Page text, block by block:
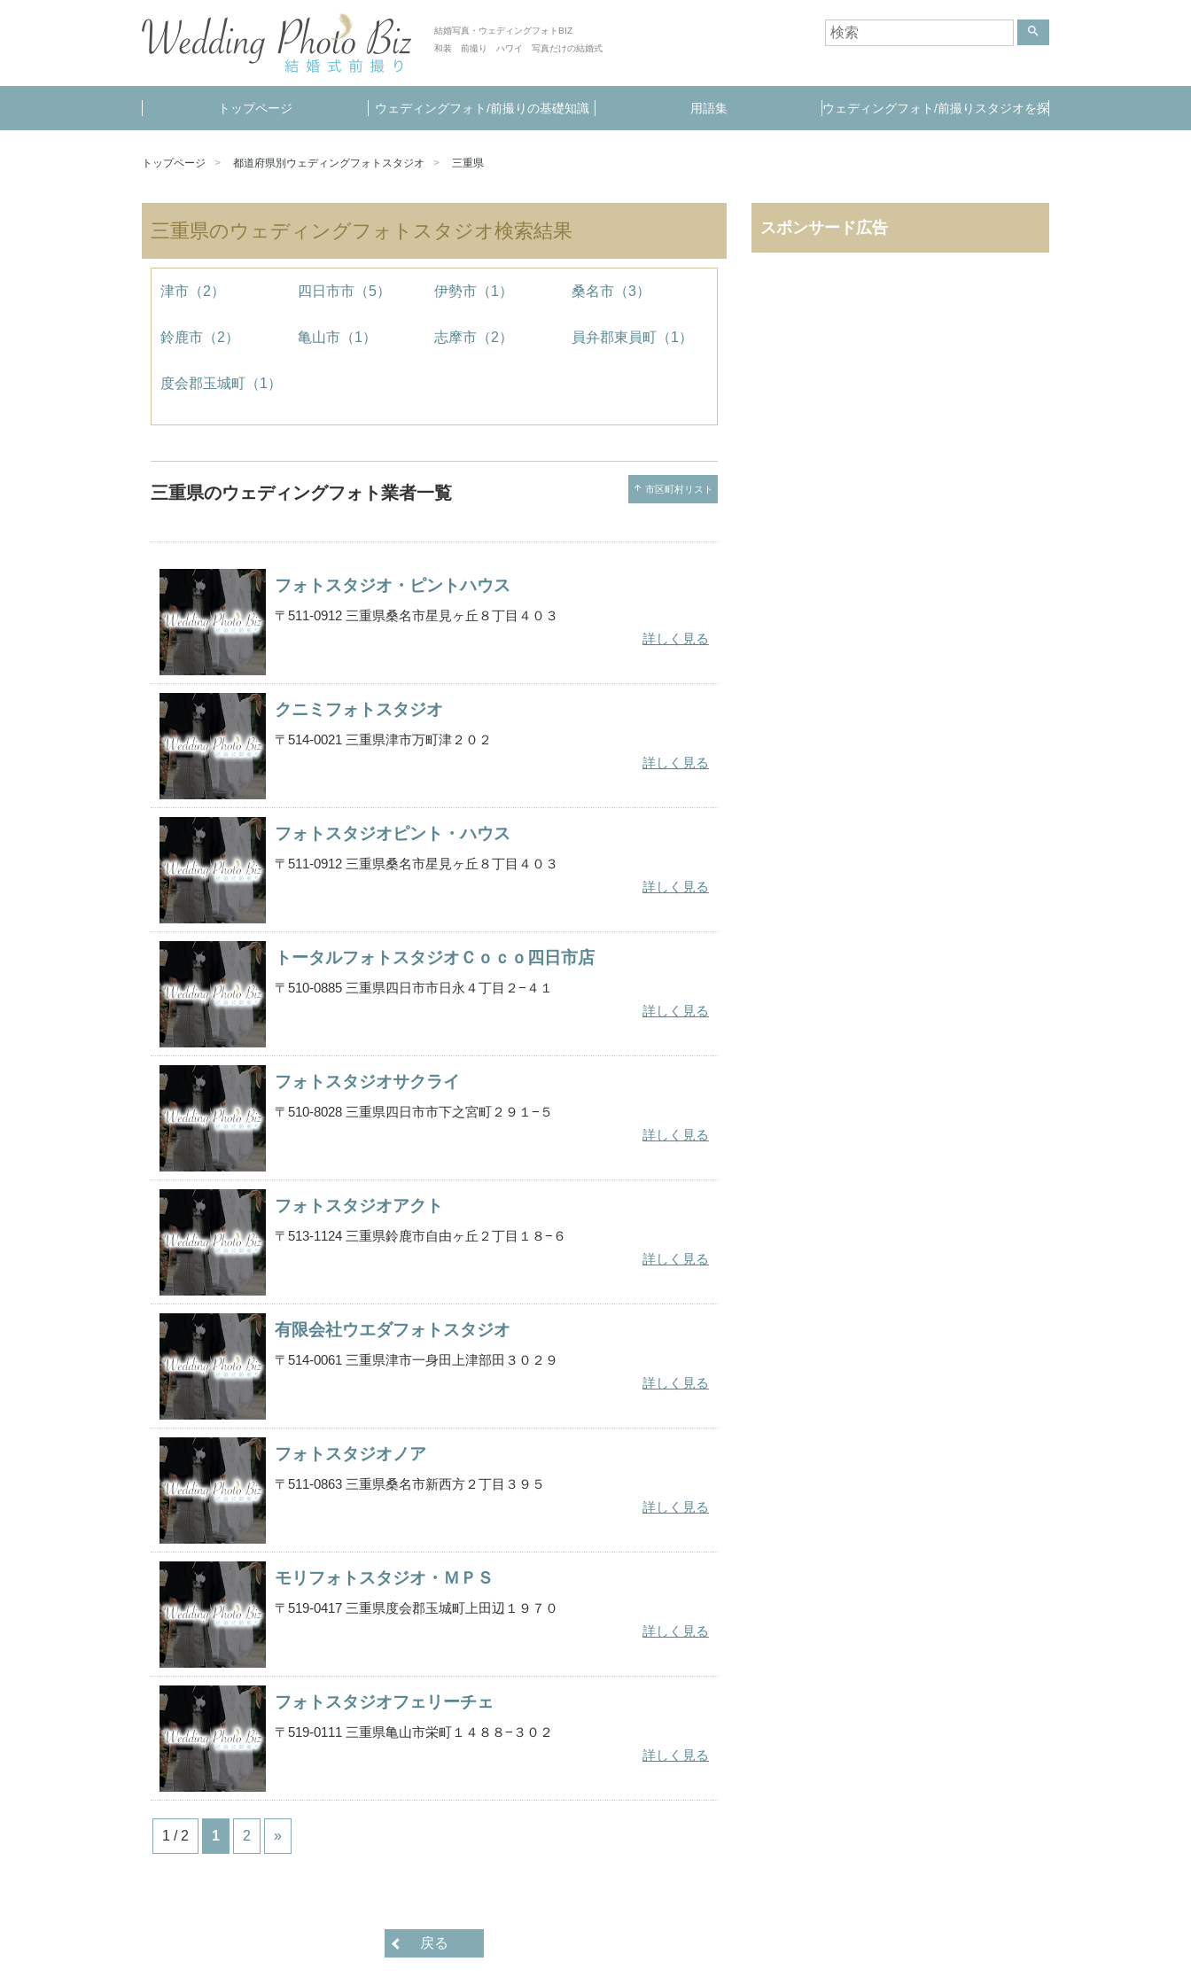
結婚写真・ウェディングフォトBIZ
和装 前撮り ハワイ 写真だけの結婚式
search
トップページ ウェディングフォト/前撮りの基礎知識 用語集 ウェディングフォト/前撮りスタジオを探
トップページ 都道府県別ウェディングフォトスタジオ 三重県
三重県のウェディングフォトスタジオ検索結果
津市（2） 四日市市（5） 伊勢市（1） 桑名市（3）
鈴鹿市（2） 亀山市（1） 志摩市（2） 員弁郡東員町（1）
度会郡玉城町（1）
三重県のウェディングフォト業者一覧 arrow_upward 市区町村リスト
フォトスタジオ・ピントハウス
〒511-0912 三重県桑名市星見ヶ丘８丁目４０３
詳しく見る
クニミフォトスタジオ
〒514-0021 三重県津市万町津２０２
詳しく見る
フォトスタジオピント・ハウス
〒511-0912 三重県桑名市星見ヶ丘８丁目４０３
詳しく見る
トータルフォトスタジオＣｏｃｏ四日市店
〒510-0885 三重県四日市市日永４丁目２−４１
詳しく見る
フォトスタジオサクライ
〒510-8028 三重県四日市市下之宮町２９１−５
詳しく見る
フォトスタジオアクト
〒513-1124 三重県鈴鹿市自由ヶ丘２丁目１８−６
詳しく見る
有限会社ウエダフォトスタジオ
〒514-0061 三重県津市一身田上津部田３０２９
詳しく見る
フォトスタジオノア
〒511-0863 三重県桑名市新西方２丁目３９５
詳しく見る
モリフォトスタジオ・ＭＰＳ
〒519-0417 三重県度会郡玉城町上田辺１９７０
詳しく見る
フォトスタジオフェリーチェ
〒519-0111 三重県亀山市栄町１４８８−３０２
詳しく見る
1 / 2 1 2 »
戻る
スポンサード広告